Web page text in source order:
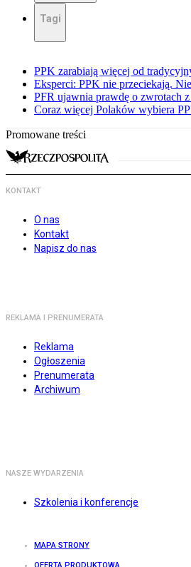
Tagi
PPK zarabiają więcej od
Eksperci: PPK nie przeciekają.
PFR ujawnia prawdę o zwrotach
Coraz więcej Polaków wybiera
Promowane treści
KONTAKT
O nas
Kontakt
Napisz do nas
REKLAMA I PRENUMERATA
Reklama
Ogłoszenia
Prenumerata
Archiwum
NASZE WYDARZENIA
Szkolenia i konferencje
MAPA STRONY